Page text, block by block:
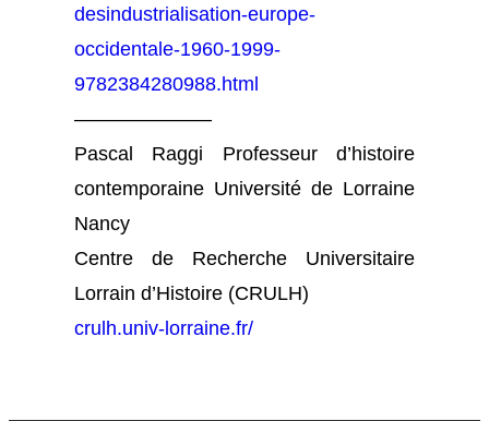
desindustrialisation-europe-
occidentale-1960-1999-
9782384280988.html
———————
Pascal Raggi Professeur d’histoire
contemporaine Université de Lorraine
Nancy
Centre de Recherche Universitaire
Lorrain d’Histoire (CRULH)
crulh.univ-lorraine.fr/